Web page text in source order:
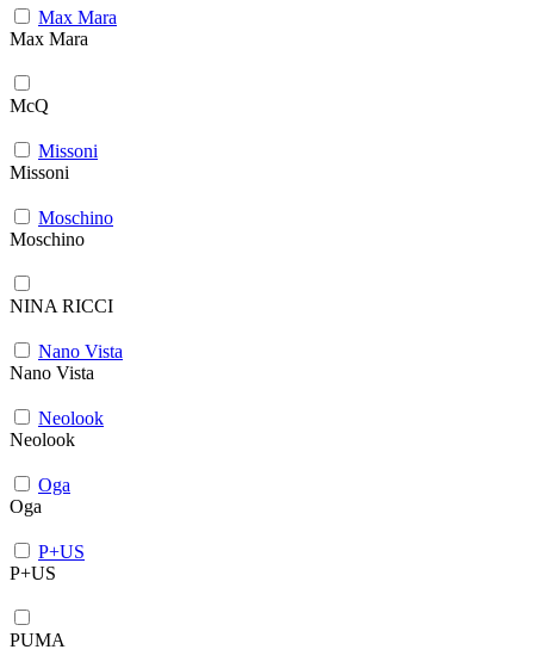
Max Mara
Max Mara
McQ
Missoni
Missoni
Moschino
Moschino
NINA RICCI
Nano Vista
Nano Vista
Neolook
Neolook
Oga
Oga
P+US
P+US
PUMA